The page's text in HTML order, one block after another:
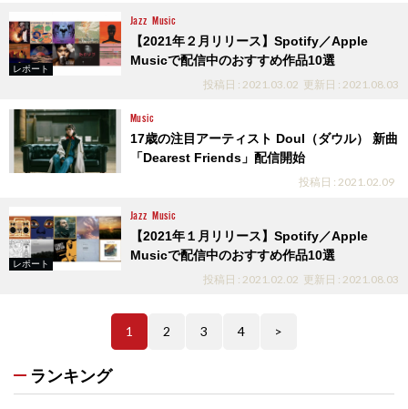
レポート
Jazz Music
【2021年２月リリース】Spotify／Apple
Musicで配信中のおすすめ作品10選
投稿日 : 2021.03.02 更新日 : 2021.08.03
Music
17歳の注目アーティスト Doul（ダウル） 新曲
「Dearest Friends」配信開始
投稿日 : 2021.02.09
レポート
Jazz Music
【2021年１月リリース】Spotify／Apple
Musicで配信中のおすすめ作品10選
投稿日 : 2021.02.02 更新日 : 2021.08.03
1 2 3 4 >
ランキング